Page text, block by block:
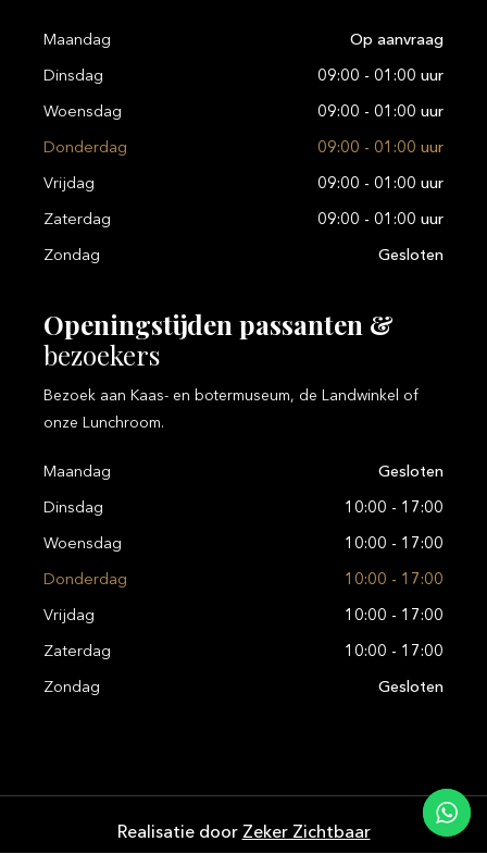
Maandag Op aanvraag
Dinsdag 09:00 - 01:00 uur
Woensdag 09:00 - 01:00 uur
Donderdag 09:00 - 01:00 uur
Vrijdag 09:00 - 01:00 uur
Zaterdag 09:00 - 01:00 uur
Zondag Gesloten
Openingstijden passanten &
bezoekers
Bezoek aan Kaas- en botermuseum, de Landwinkel of
onze Lunchroom.
Maandag Gesloten
Dinsdag 10:00 - 17:00
Woensdag 10:00 - 17:00
Donderdag 10:00 - 17:00
Vrijdag 10:00 - 17:00
Zaterdag 10:00 - 17:00
Zondag Gesloten
Realisatie door Zeker Zichtbaar